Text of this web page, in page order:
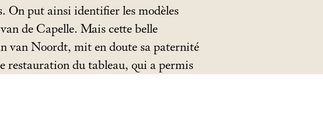
put ainsi identifier les modèles
de Capelle. Mais cette belle
van Noordt, mit en doute sa paternité
restauration du tableau, qui a permis